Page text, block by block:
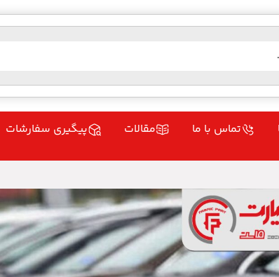
تماس با ما مقالات پیگیری سفارشات